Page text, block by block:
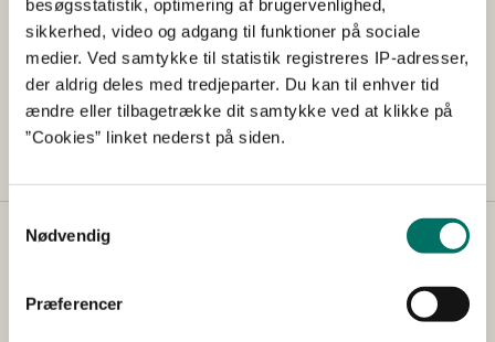
besøgsstatistik, optimering af brugervenlighed,
sikkerhed, video og adgang til funktioner på sociale
medier. Ved samtykke til statistik registreres IP-adresser,
der aldrig deles med tredjeparter. Du kan til enhver tid
ændre eller tilbagetrække dit samtykke ved at klikke på
”Cookies” linket nederst på siden.
Nødvendig
Præferencer
tilsynsmyndighed for fondene. På Landbrugsstyrelsens
hjemmeside kan du læse mere omPromille- og
produktionsafgiftsfondeneog Fonden for Økologisk
Landbrug. Du kan også læse mere på fondenes egne
hjemmesiderher.